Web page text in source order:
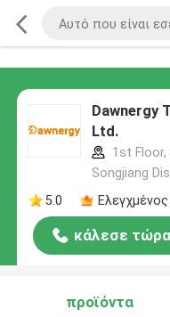
Dawnergy
Ltd.
1st Floor,
Songjiang
5.0
κάλεσε τώρα
προϊόντα